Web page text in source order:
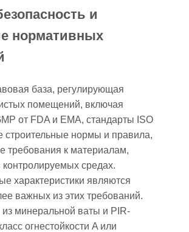
и
нормативных
база, регулирующая
помещений, включая
от FDA и EMA, стандарты ISO
строительные нормы и правила,
требования к материалам,
средах.
характеристики являются
важных из этих требований.
минеральной ваты и PIR-
огнестойкости A или